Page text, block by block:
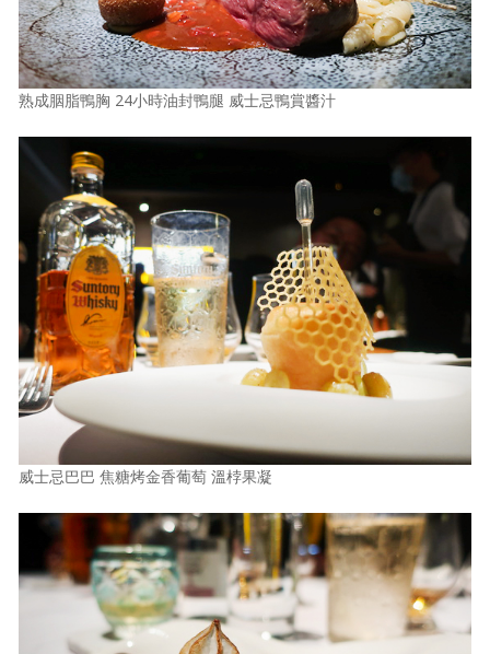
熟成胭脂鴨胸 24小時油封鴨腿 威士忌鴨賞醬汁
威士忌巴巴 焦糖烤金香葡萄 溫桲果凝